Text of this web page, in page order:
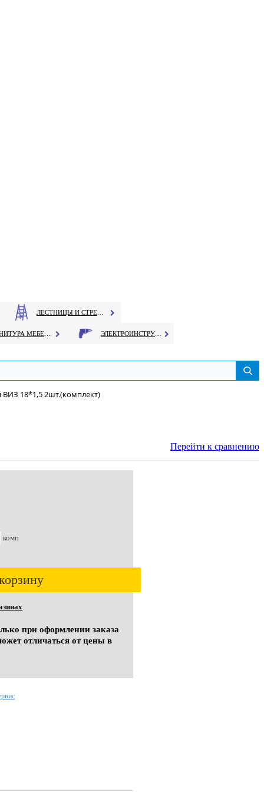
18*1,5 2шт.(комплект)
Перейти к сравнению
комп
при оформлении заказа
отличаться от цены в